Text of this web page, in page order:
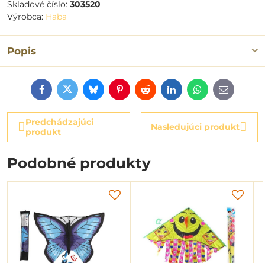
Skladové číslo: 303520
Výrobca: Haba
Popis
FacebookTwitterBlueskyPinterestRedditLinkedInWhatsApp
E-
mail
Predchádzajúci
produkt
Nasledujúci produkt
Podobné produkty